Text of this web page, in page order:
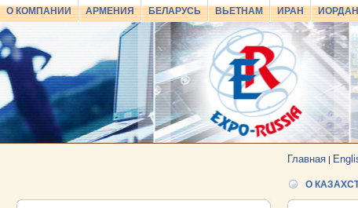
О КОМПАНИИ АРМЕНИЯ БЕЛАРУСЬ ВЬЕТНАМ ИРАН
Главная |
О